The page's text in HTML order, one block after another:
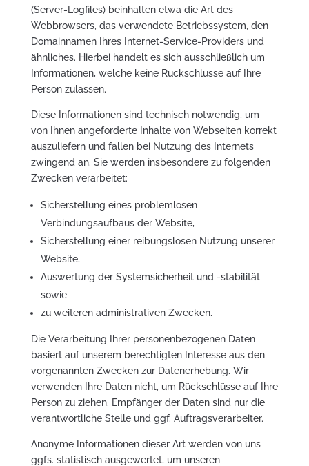
(Server-Logfiles) beinhalten etwa die Art des
Webbrowsers, das verwendete Betriebssystem, den
Domainnamen Ihres Internet-Service-Providers und
ähnliches. Hierbei handelt es sich ausschließlich um
Informationen, welche keine Rückschlüsse auf Ihre
Person zulassen.
Diese Informationen sind technisch notwendig, um
von Ihnen angeforderte Inhalte von Webseiten korrekt
auszuliefern und fallen bei Nutzung des Internets
zwingend an. Sie werden insbesondere zu folgenden
Zwecken verarbeitet:
Sicherstellung eines problemlosen
Verbindungsaufbaus der Website,
Sicherstellung einer reibungslosen Nutzung unserer
Website,
Auswertung der Systemsicherheit und -stabilität
sowie
zu weiteren administrativen Zwecken.
Die Verarbeitung Ihrer personenbezogenen Daten
basiert auf unserem berechtigten Interesse aus den
vorgenannten Zwecken zur Datenerhebung. Wir
verwenden Ihre Daten nicht, um Rückschlüsse auf Ihre
Person zu ziehen. Empfänger der Daten sind nur die
verantwortliche Stelle und ggf. Auftragsverarbeiter.
Anonyme Informationen dieser Art werden von uns
ggfs. statistisch ausgewertet, um unseren